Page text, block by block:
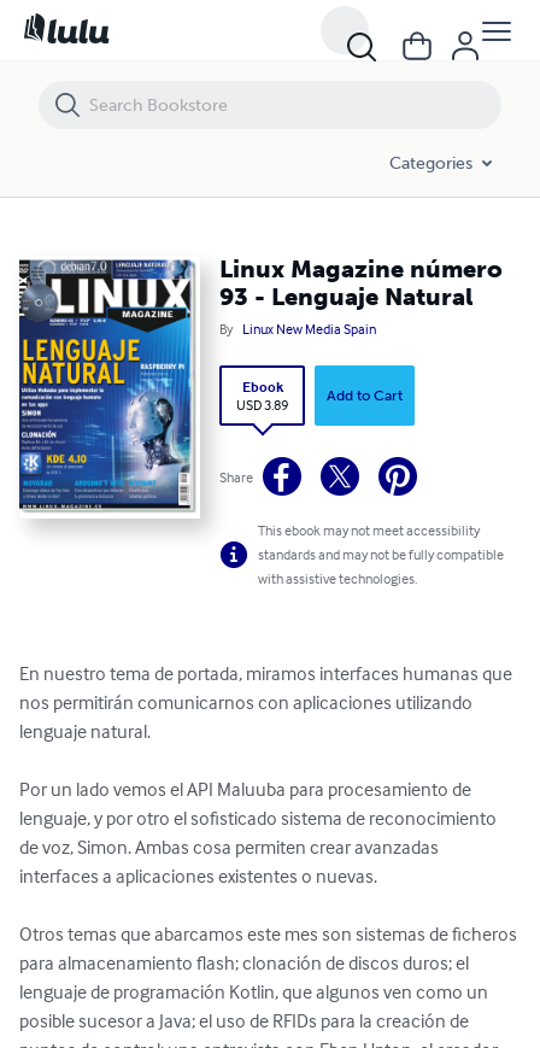
Categories
Linux Magazine número
93 - Lenguaje Natural
By Linux New Media Spain
Ebook
USD 3.89
Add to Cart
Share
This ebook may not meet accessibility
standards and may not be fully compatible
with assistive technologies.
En nuestro tema de portada, miramos interfaces humanas que
nos permitirán comunicarnos con aplicaciones utilizando
lenguaje natural.
Por un lado vemos el API Maluuba para procesamiento de
lenguaje, y por otro el sofisticado sistema de reconocimiento
de voz, Simon. Ambas cosa permiten crear avanzadas
interfaces a aplicaciones existentes o nuevas.
Otros temas que abarcamos este mes son sistemas de ficheros
para almacenamiento flash; clonación de discos duros; el
lenguaje de programación Kotlin, que algunos ven como un
posible sucesor a Java; el uso de RFIDs para la creación de
Linux Magazine número 93 - Lenguaje Natural